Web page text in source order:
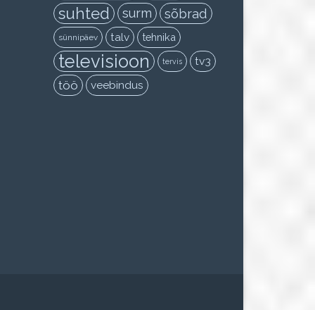
suhted surm sõbrad
sünnipäev talv tehnika
televisioon tervis tv3
töö veebindus